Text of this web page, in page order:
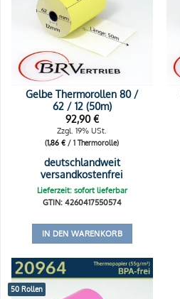
Gelbe Thermorollen 80 /
62 / 12 (50m)
92,90€
Zzgl. 19% USt.
(1,86€ / 1 Thermorolle)
deutschlandweit
versandkostenfrei
Lieferzeit: sofort lieferbar
GTIN: 4260417550574
IN DEN WARENKORB
50 Rollen